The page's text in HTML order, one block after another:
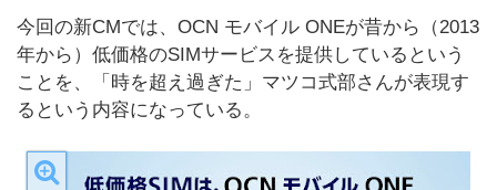
今回の新CMでは、OCN モバイル ONEが昔から（2013
年から）低価格のSIMサービスを提供しているという
ことを、「時を超え過ぎた」マツコ式部さんが表現す
るという内容になっている。